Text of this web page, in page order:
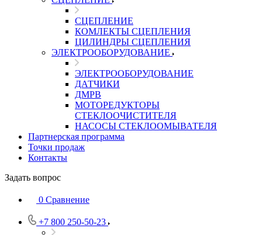
СЦЕПЛЕНИЕ
КОМЛЕКТЫ СЦЕПЛЕНИЯ
ЦИЛИНДРЫ СЦЕПЛЕНИЯ
ЭЛЕКТРООБОРУДОВАНИЕ
ЭЛЕКТРООБОРУДОВАНИЕ
ДАТЧИКИ
ДМРВ
МОТОРЕДУКТОРЫ
СТЕКЛООЧИСТИТЕЛЯ
НАСОСЫ СТЕКЛООМЫВАТЕЛЯ
Партнерская программа
Точки продаж
Контакты
Задать вопрос
0 Сравнение
+7 800 250-50-23